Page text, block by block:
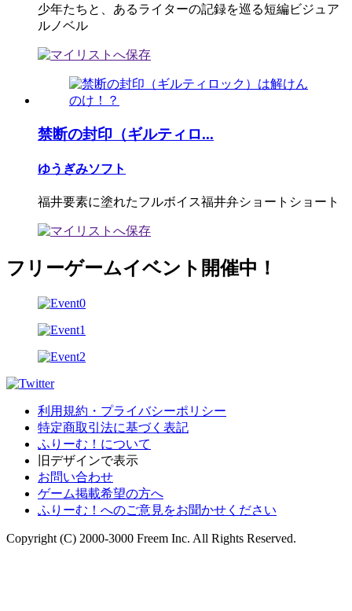
少年たちと、あるライターの記録を巡る短編ビジュア
ルノベル
禁断の封印（ギルティロ...
ゆうぎみソフト
福井要素に塗れたフルボイス福井弁ショートショート
フリーゲームイベント開催中！
利用規約・プライバシーポリシー
特定商取引法に基づく表記
ふりーむ！について
旧デザインで表示
お問い合わせ
ゲーム掲載希望の方へ
ふりーむ！へのご意見をお聞かせください
Copyright (C) 2000-3000 Freem Inc. All Rights Reserved.